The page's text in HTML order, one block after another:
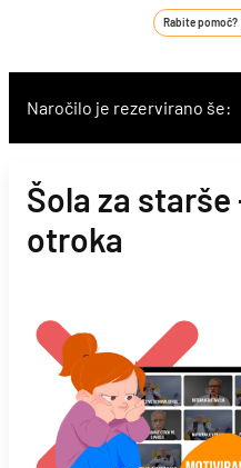
Rabite pomoč?
Naročilo je rezervirano še:
Šola za
otroka